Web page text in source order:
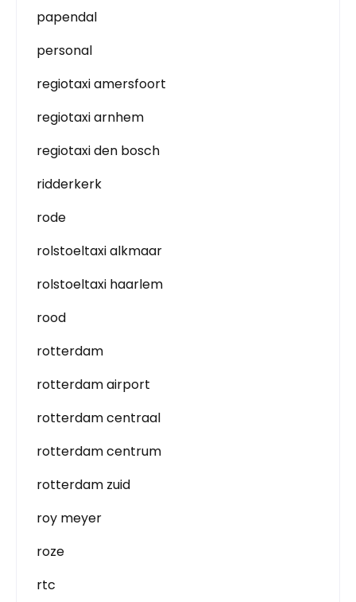
papendal
personal
regiotaxi amersfoort
regiotaxi arnhem
regiotaxi den bosch
ridderkerk
rode
rolstoeltaxi alkmaar
rolstoeltaxi haarlem
rood
rotterdam
rotterdam airport
rotterdam centraal
rotterdam centrum
rotterdam zuid
roy meyer
roze
rtc